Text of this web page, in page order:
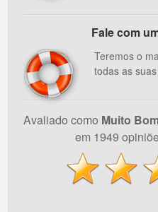
Fale com
Teremos o
todas as
Avaliado como Muito
em 1949